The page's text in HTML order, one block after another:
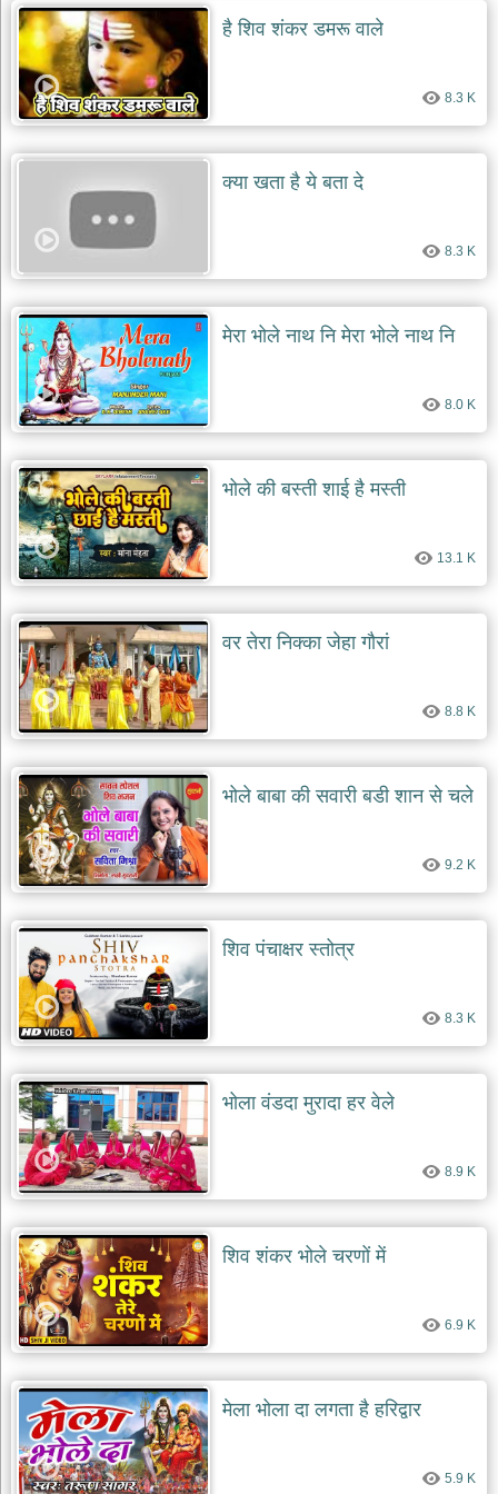
है शिव शंकर डमरू वाले
8.3 K
क्या खता है ये बता दे
8.3 K
मेरा भोले नाथ नि मेरा भोले नाथ नि
8.0 K
भोले की बस्ती शाई है मस्ती
13.1 K
वर तेरा निक्का जेहा गौरां
8.8 K
भोले बाबा की सवारी बडी शान से चले
9.2 K
शिव पंचाक्षर स्तोत्र
8.3 K
भोला वंडदा मुरादा हर वेले
8.9 K
शिव शंकर भोले चरणों में
6.9 K
मेला भोला दा लगता है हरिद्वार
5.9 K